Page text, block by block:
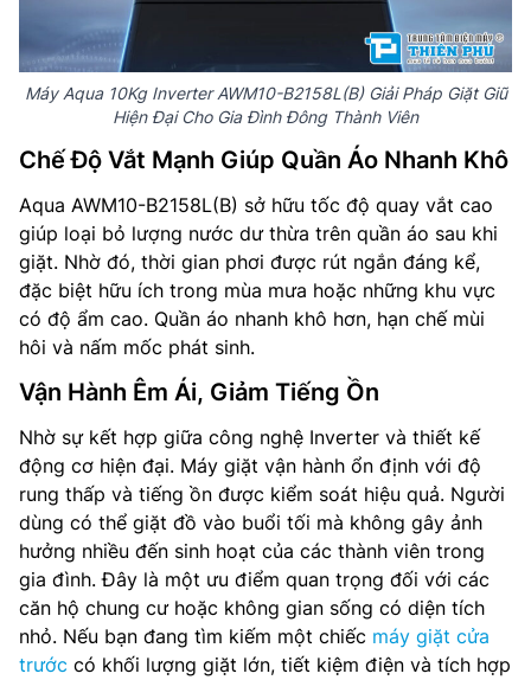
Máy Aqua 10Kg Inverter AWM10-B2158L(B) Giải Pháp Giặt Giũ
Hiện Đại Cho Gia Đình Đông Thành Viên
Chế Độ Vắt Mạnh Giúp Quần Áo Nhanh Khô
Aqua AWM10-B2158L(B) sở hữu tốc độ quay vắt cao
giúp loại bỏ lượng nước dư thừa trên quần áo sau khi
giặt. Nhờ đó, thời gian phơi được rút ngắn đáng kể,
đặc biệt hữu ích trong mùa mưa hoặc những khu vực
có độ ẩm cao. Quần áo nhanh khô hơn, hạn chế mùi
hôi và nấm mốc phát sinh.
Vận Hành Êm Ái, Giảm Tiếng Ồn
Nhờ sự kết hợp giữa công nghệ Inverter và thiết kế
động cơ hiện đại. Máy giặt vận hành ổn định với độ
rung thấp và tiếng ồn được kiểm soát hiệu quả. Người
dùng có thể giặt đồ vào buổi tối mà không gây ảnh
hưởng nhiều đến sinh hoạt của các thành viên trong
gia đình. Đây là một ưu điểm quan trọng đối với các
căn hộ chung cư hoặc không gian sống có diện tích
nhỏ. Nếu bạn đang tìm kiếm một chiếc máy giặt cửa
trước có khối lượng giặt lớn, tiết kiệm điện và tích hợp